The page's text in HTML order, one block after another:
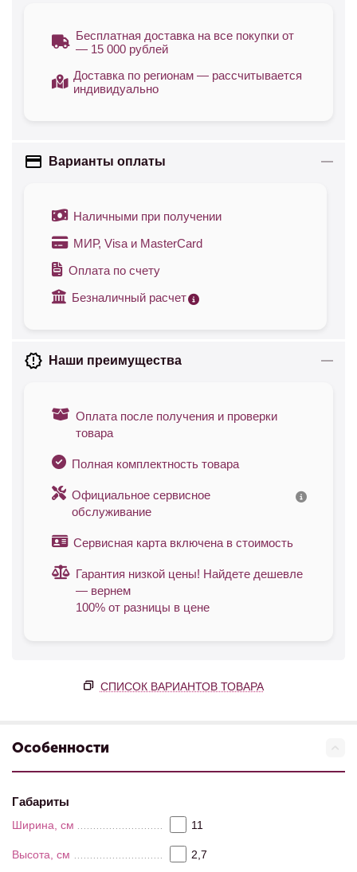
Бесплатная доставка на все покупки от
— 15 000 рублей
Доставка по регионам — рассчитывается
индивидуально
Варианты оплаты
Наличными при получении
МИР, Visa и MasterCard
Оплата по счету
Безналичный расчет
Наши преимущества
Оплата после получения и проверки
товара
Полная комплектность товара
Официальное сервисное
обслуживание
Сервисная карта включена в стоимость
Гарантия низкой цены! Найдете дешевле
— вернем
100% от разницы в цене
СПИСОК ВАРИАНТОВ ТОВАРА
Особенности
Габариты
Ширина, см 11
Высота, см 2,7